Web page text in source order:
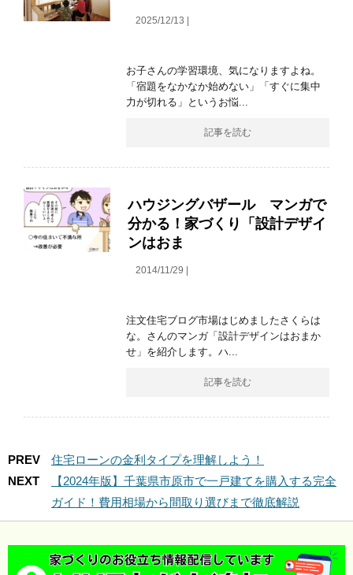
2025/12/13 |
お子さんの学習環境、気になりますよね。
「宿題をなかなか始めない」「すぐに集中
力が切れる」というお悩...
記事を読む
ハウジングバザール マンガで
分かる！家づくり「設計デザイ
ンはおま
2014/11/29 |
注文住宅ブログ市場はじめましたさくらは
な。さんのマンガ「設計デザインはおまか
せ」を紹介します。ハ...
記事を読む
PREV
住宅ローンの金利タイプを理解しよう！
NEXT
【2024年版】千葉県市原市で一戸建てを購入する完全
ガイド！費用相場から間取り選びまで徹底解説